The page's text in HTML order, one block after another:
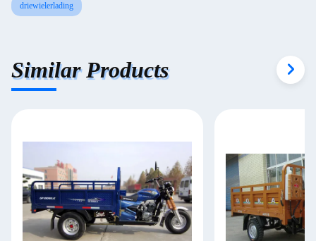
driewielerlading
Similar Products